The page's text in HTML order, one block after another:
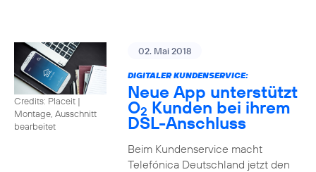
Credits: Placeit |
Montage, Ausschnitt
bearbeitet
02. Mai 2018
DIGITALER KUNDENSERVICE:
Neue App unterstützt
O2 Kunden bei ihrem
DSL-Anschluss
Beim Kundenservice macht
Telefónica Deutschland jetzt den